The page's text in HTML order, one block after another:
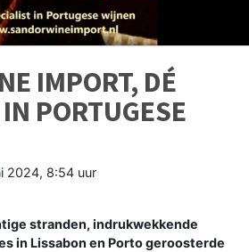
IMPORT, DÉ
PORTUGESE
2024, 8:54 uur
stranden, indrukwekkende
in Lissabon en Porto geroosterde